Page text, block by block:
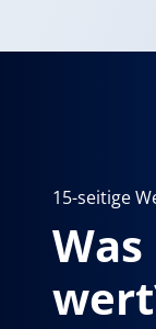
15-seitige